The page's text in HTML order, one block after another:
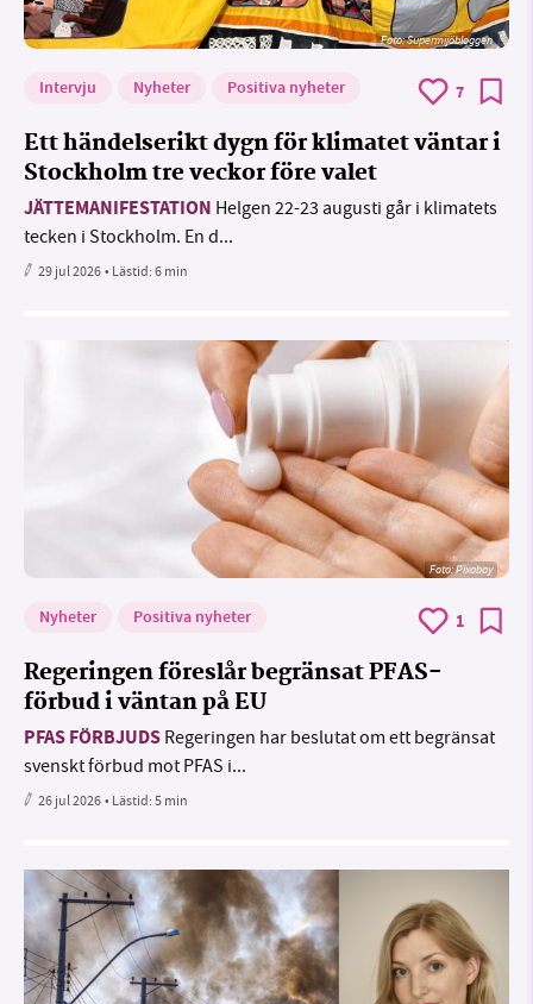
Foto: Supermijöbloggen
Intervju Nyheter Positiva nyheter 7
Ett händelserikt dygn för klimatet väntar i
Stockholm tre veckor före valet
JÄTTEMANIFESTATION Helgen 22-23 augusti går i klimatets
tecken i Stockholm. En d...
29 jul 2026• Lästid:6 min
Foto:Pixabay
Nyheter Positiva nyheter 1
Regeringen föreslår begränsat PFAS-
förbud i väntan på EU
PFAS FÖRBJUDS Regeringen har beslutat om ett begränsat
svenskt förbud mot PFAS i...
26 jul 2026• Lästid:5 min